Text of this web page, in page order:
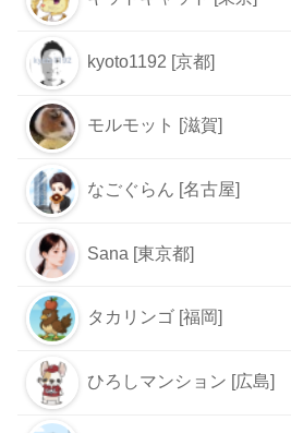
kyoto1192 [京都]
モルモット [滋賀]
なごぐらん [名古屋]
Sana [東京都]
タカリンゴ [福岡]
ひろしマンション [広島]